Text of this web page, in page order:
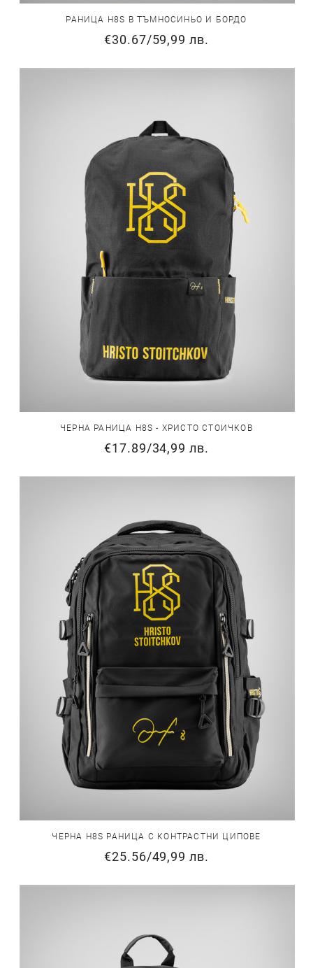
РАНИЦА H8S В ТЪМНОСИНЬО И БОРДО
€30.67/59,99 лв.
ЧЕРНА РАНИЦА H8S - ХРИСТО СТОИЧКОВ
€17.89/34,99 лв.
ЧЕРНА H8S РАНИЦА С КОНТРАСТНИ ЦИПОВЕ
€25.56/49,99 лв.